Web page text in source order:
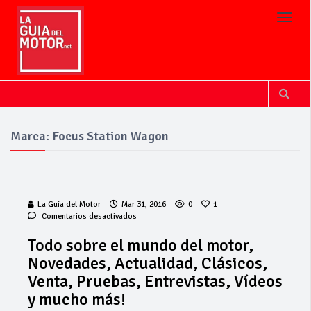
Marca: Focus Station Wagon
La Guía del Motor Mar 31, 2016 0
1
Comentarios desactivados
el
mundo
del
motor,
Todo sobre el mundo del motor,
Novedades, Actualidad, Clásicos,
Venta, Pruebas, Entrevistas, Vídeos
y mucho más!